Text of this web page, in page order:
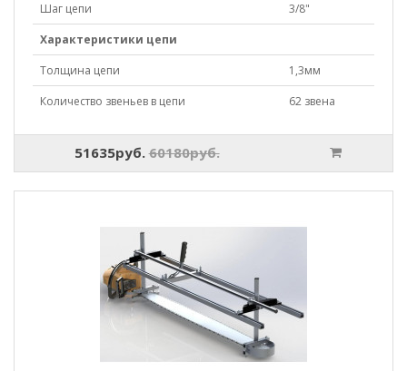
Шаг цепи
3/8"
Характеристики цепи
Толщина цепи
1,3мм
Количество звеньев в цепи
62 звена
51635руб. 60180руб.